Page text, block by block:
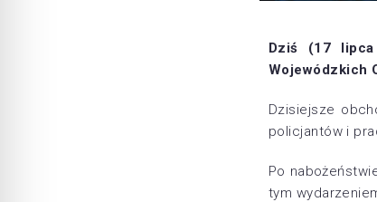
Dziś (17
Wojewódzkich
Dzisiejsze
policjantów i
Po
tym